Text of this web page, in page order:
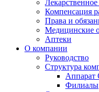
Компенсация
Права и
Медицинские
Аптеки
О компании
Руководство
Структура
Аппарат
Филиалы